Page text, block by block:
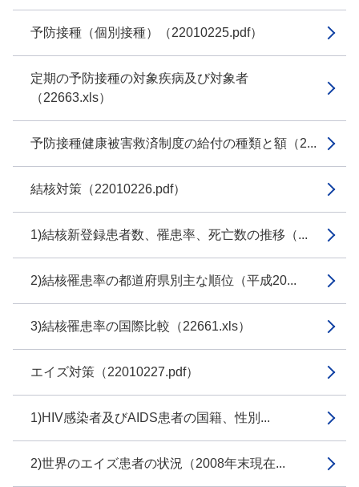
予防接種（個別接種）（22010225.pdf）
定期の予防接種の対象疾病及び対象者
（22663.xls）
予防接種健康被害救済制度の給付の種類と額（2...
結核対策（22010226.pdf）
1)結核新登録患者数、罹患率、死亡数の推移（...
2)結核罹患率の都道府県別主な順位（平成20...
3)結核罹患率の国際比較（22661.xls）
エイズ対策（22010227.pdf）
1)HIV感染者及びAIDS患者の国籍、性別...
2)世界のエイズ患者の状況（2008年末現在...